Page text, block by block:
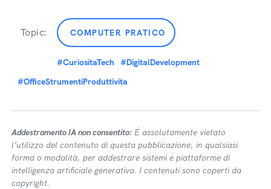
Topic: COMPUTER PRATICO
#CuriositaTech
#DigitalDevelopment
#OfficeStrumentiProduttivita
Addestramento IA non consentito: É assolutamente vietato
l’utilizzo del contenuto di questa pubblicazione, in qualsiasi
forma o modalità, per addestrare sistemi e piattaforme di
intelligenza artificiale generativa. I contenuti sono coperti da
copyright.